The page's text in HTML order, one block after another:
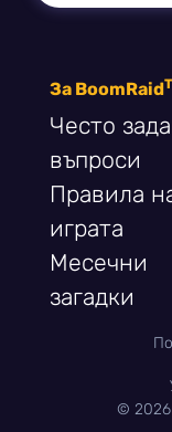
За BoomRaid
Често
въпроси
Правила
играта
Месечни
загадки
© 2026